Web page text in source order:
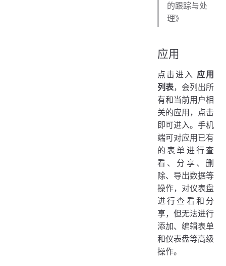
的跟踪与处
理》
应用
点击进入 应用
列表，会列出所
有和当前用户相
关的应用，点击
即可进入。手机
端可对应用已有
的表单进行查
看、分享、删
除、导出数据等
操作，对仪表盘
进行查看和分
享，但无法进行
添加、编辑表单
和仪表盘等高级
操作。